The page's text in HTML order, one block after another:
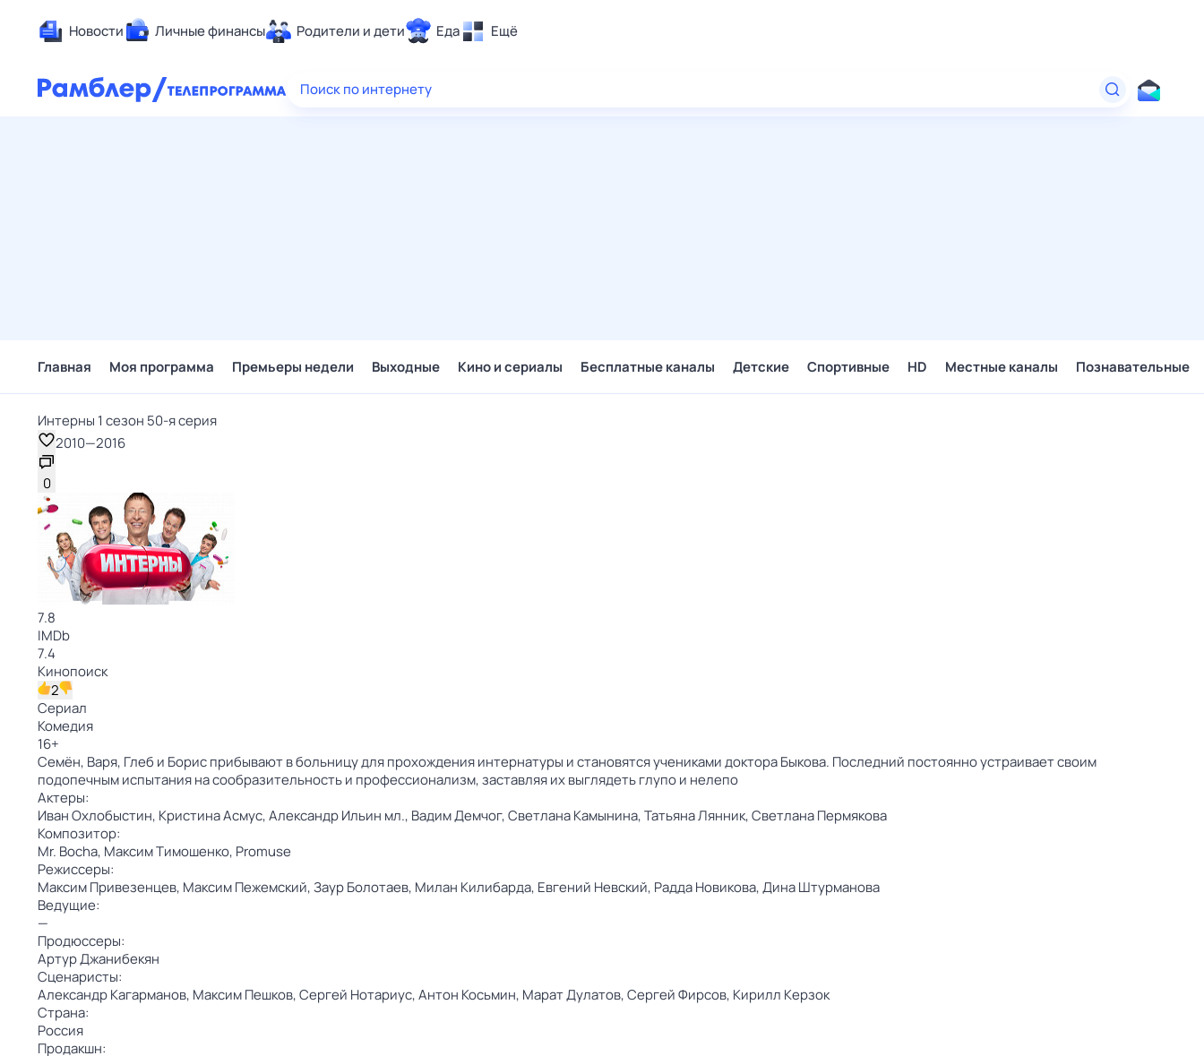
Новости Личные финансы Родители и дети Еда Ещё
Здоровье
Поиск по интернету
Главная Моя программа Премьеры недели Выходные Кино и сериалы Бесплатные каналы Детские Спортивные HD Местные каналы Познавательные
Интерны 1 сезон 50-я серия
2010—2016
0
7.8
IMDb
7.4
Кинопоиск
2
Сериал
Комедия
16+
Семён, Варя, Глеб и Борис прибывают в больницу для прохождения интернатуры и становятся учениками доктора Быкова. Последний постоянно устраивает своим
подопечным испытания на сообразительность и профессионализм, заставляя их выглядеть глупо и нелепо
Актеры:
Иван Охлобыстин, Кристина Асмус,Александр Ильин мл., Вадим Демчог,Светлана Камынина,Татьяна Лянник,Светлана Пермякова
Композитор:
Mr. Bocha, Максим Тимошенко, Promuse
Режиссеры:
Максим Привезенцев, Максим Пежемский,Заур Болотаев, Милан Килибарда, Евгений Невский, Радда Новикова,Дина Штурманова
Ведущие:
—
Продюссеры:
Артур Джанибекян
Сценаристы:
Александр Кагарманов, Максим Пешков,Сергей Нотариус,Антон Косьмин, Марат Дулатов,Сергей Фирсов, Кирилл Керзок
Страна:
Россия
Продакшн: